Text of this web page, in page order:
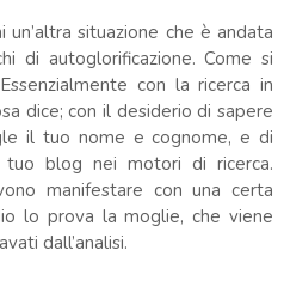
situazione che è andata
di autoglorificazione. Come si
con la ricerca in
dice; con il desiderio di sapere
il tuo nome e cognome, e di
blog nei motori di ricerca.
manifestare con una certa
lo prova la moglie, che viene
dall’analisi.